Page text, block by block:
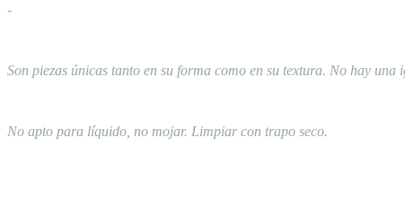
-
Son piezas únicas tanto en su forma como en su textura. No hay
No apto para líquido, no mojar. Limpiar con trapo seco.